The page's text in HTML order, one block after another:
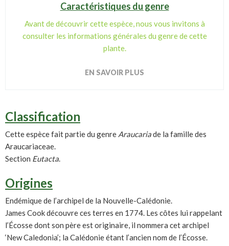
Caractéristiques du genre
Avant de découvrir cette espèce, nous vous invitons à
consulter les informations générales du genre de cette
plante.
EN SAVOIR PLUS
Classification
Cette espèce fait partie du genre Araucariade la famille des
Araucariaceae.
Section Eutacta.
Origines
Endémique de l’archipel de la Nouvelle-Calédonie.
James Cook découvre ces terres en 1774. Les côtes lui rappelant
l’Écosse dont son père est originaire, il nommera cet archipel
‘New Caledonia’; la Calédonie étant l’ancien nom de l’Écosse.